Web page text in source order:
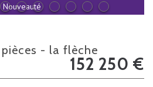
Nouveauté
pièces - la flèche
152 250 €